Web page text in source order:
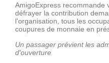
AmigoExpress recommande
défrayer la contribution
l'organisation, tous les
coupures de monnaie en
Un passager prévient les
d'ouverture